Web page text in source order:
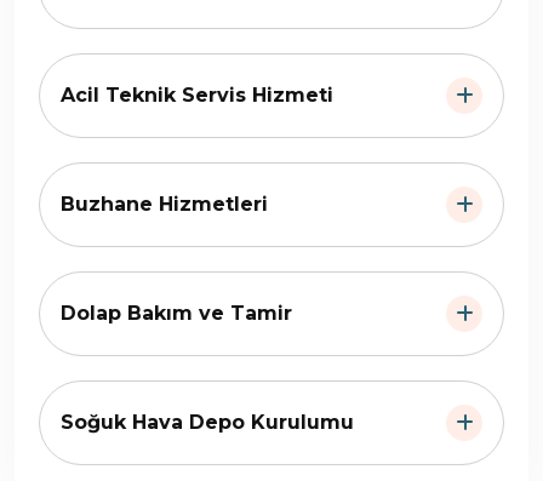
Acil Teknik Servis Hizmeti
Buzhane Hizmetleri
Dolap Bakım ve Tamir
Soğuk Hava Depo Kurulumu